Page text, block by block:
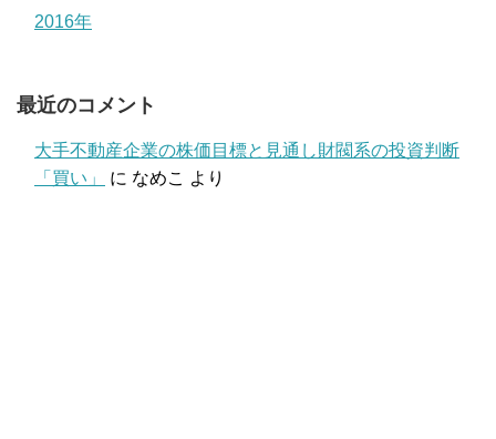
2016年
最近のコメント
大手不動産企業の株価目標と見通し財閥系の投資判断
「買い」
に なめこ より